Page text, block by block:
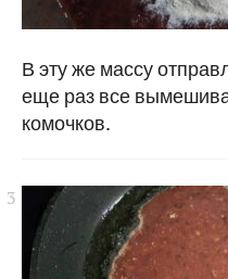
В эту же массу
еще раз все
комочков.